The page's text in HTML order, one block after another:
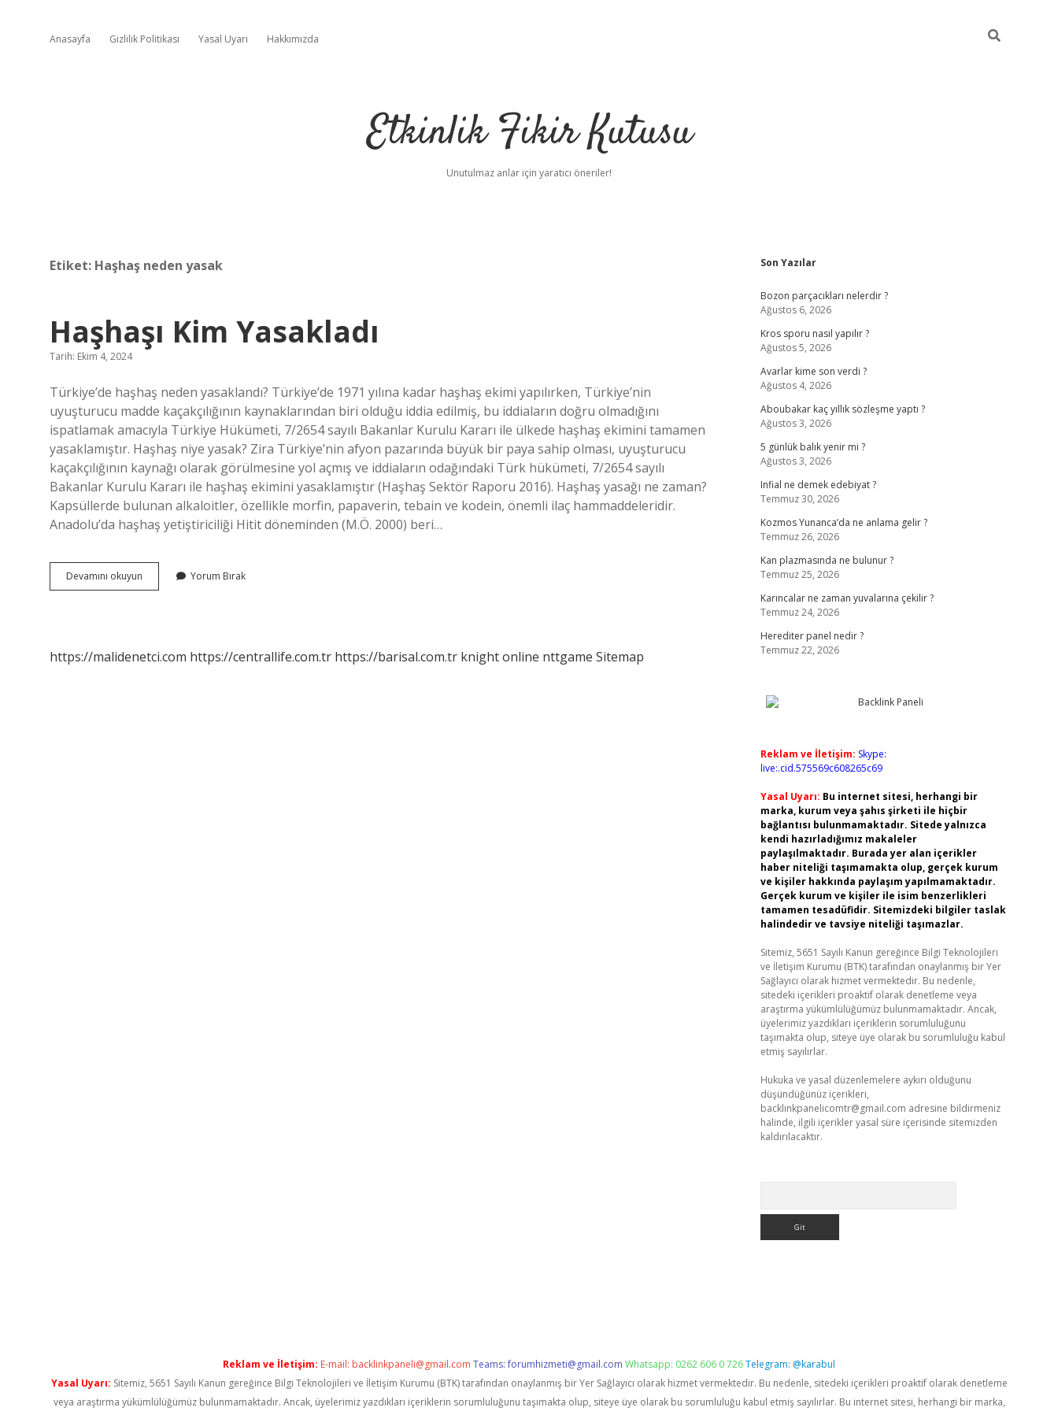
Anasayfa Gizlilik Politikası Yasal Uyarı Hakkımızda
Etkinlik Fikir Kutusu
Unutulmaz anlar için yaratıcı öneriler!
Etiket: Haşhaş neden yasak
Haşhaşı Kim Yasakladı
Tarih: Ekim 4, 2024
Türkiye’de haşhaş neden yasaklandı? Türkiye’de 1971 yılına kadar haşhaş ekimi yapılırken, Türkiye’nin
uyuşturucu madde kaçakçılığının kaynaklarından biri olduğu iddia edilmiş, bu iddiaların doğru olmadığını
ispatlamak amacıyla Türkiye Hükümeti, 7/2654 sayılı Bakanlar Kurulu Kararı ile ülkede haşhaş ekimini tamamen
yasaklamıştır. Haşhaş niye yasak? Zira Türkiye’nin afyon pazarında büyük bir paya sahip olması, uyuşturucu
kaçakçılığının kaynağı olarak görülmesine yol açmış ve iddiaların odağındaki Türk hükümeti, 7/2654 sayılı
Bakanlar Kurulu Kararı ile haşhaş ekimini yasaklamıştır (Haşhaş Sektör Raporu 2016). Haşhaş yasağı ne zaman?
Kapsüllerde bulunan alkaloitler, özellikle morfin, papaverin, tebain ve kodein, önemli ilaç hammaddeleridir.
Anadolu’da haşhaş yetiştiriciliği Hitit döneminden (M.Ö. 2000) beri…
Devamını okuyun Haşhaşı
Kim
Yorum Bırak
https://malidenetci.com https://centrallife.com.tr https://barisal.com.tr knight online nttgame Sitemap
Sidebar
Son Yazılar
Bozon parçacıkları nelerdir ?
Ağustos 6, 2026
Kros sporu nasıl yapılır ?
Ağustos 5, 2026
Avarlar kime son verdi ?
Ağustos 4, 2026
Aboubakar kaç yıllık sözleşme yaptı ?
Ağustos 3, 2026
5 günlük balık yenir mi ?
Ağustos 3, 2026
Infial ne demek edebiyat ?
Temmuz 30, 2026
Kozmos Yunanca’da ne anlama gelir ?
Temmuz 26, 2026
Kan plazmasında ne bulunur ?
Temmuz 25, 2026
Karıncalar ne zaman yuvalarına çekilir ?
Temmuz 24, 2026
Herediter panel nedir ?
Temmuz 22, 2026
Reklam ve İletişim: Skype:
live:.cid.575569c608265c69
Yasal Uyarı: Bu internet sitesi, herhangi bir
marka, kurum veya şahıs şirketi ile hiçbir
bağlantısı bulunmamaktadır. Sitede yalnızca
kendi hazırladığımız makaleler
paylaşılmaktadır. Burada yer alan içerikler
haber niteliği taşımamakta olup, gerçek kurum
ve kişiler hakkında paylaşım yapılmamaktadır.
Gerçek kurum ve kişiler ile isim benzerlikleri
tamamen tesadüfidir. Sitemizdeki bilgiler taslak
halindedir ve tavsiye niteliği taşımazlar.
Sitemiz, 5651 Sayılı Kanun gereğince Bilgi Teknolojileri
ve İletişim Kurumu (BTK) tarafından onaylanmış bir Yer
Sağlayıcı olarak hizmet vermektedir. Bu nedenle,
sitedeki içerikleri proaktif olarak denetleme veya
araştırma yükümlülüğümüz bulunmamaktadır. Ancak,
üyelerimiz yazdıkları içeriklerin sorumluluğunu
taşımakta olup, siteye üye olarak bu sorumluluğu kabul
etmiş sayılırlar.
Hukuka ve yasal düzenlemelere aykırı olduğunu
düşündüğünüz içerikleri,
backlinkpanelicomtr@gmail.com adresine bildirmeniz
halinde, ilgili içerikler yasal süre içerisinde sitemizden
kaldırılacaktır.
Reklam ve İletişim: E-mail: backlinkpaneli@gmail.com Teams:forumhizmeti@gmail.com Whatsapp: 0262 606 0 726Telegram: @karabul
Yasal Uyarı: Sitemiz, 5651 Sayılı Kanun gereğince Bilgi Teknolojileri ve İletişim Kurumu (BTK) tarafından onaylanmış bir Yer Sağlayıcı olarak hizmet vermektedir. Bu nedenle, sitedeki içerikleri proaktif olarak denetleme
veya araştırma yükümlülüğümüz bulunmamaktadır. Ancak, üyelerimiz yazdıkları içeriklerin sorumluluğunu taşımakta olup, siteye üye olarak bu sorumluluğu kabul etmiş sayılırlar. Bu internet sitesi, herhangi bir marka,